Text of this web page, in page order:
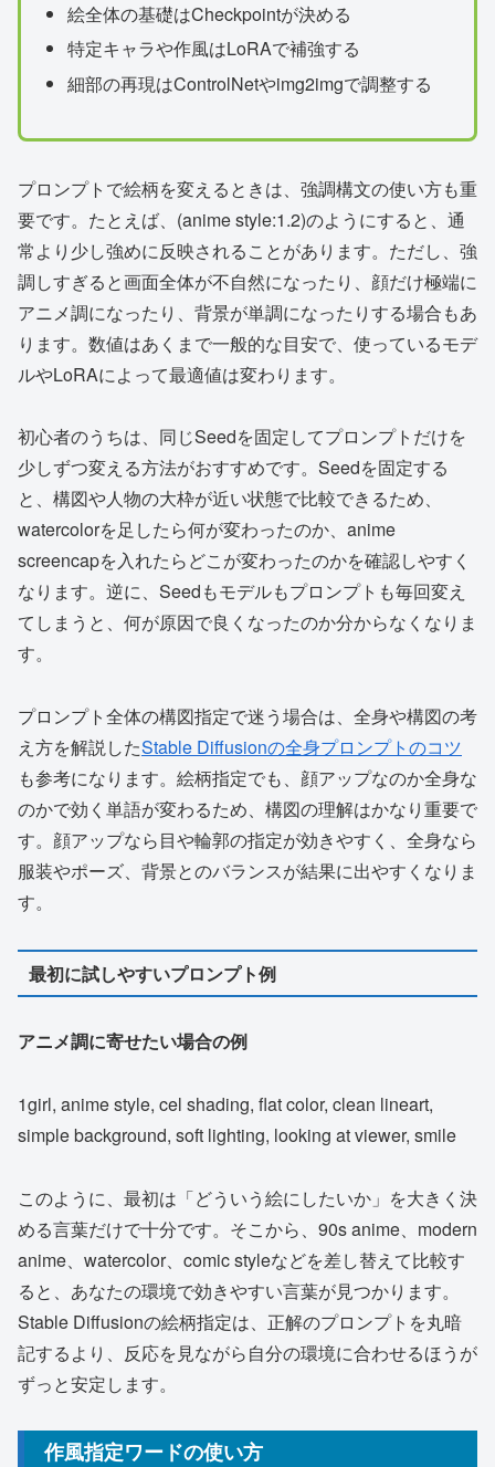
絵全体の基礎はCheckpointが決める
特定キャラや作風はLoRAで補強する
細部の再現はControlNetやimg2imgで調整する
プロンプトで絵柄を変えるときは、強調構文の使い方も重
要です。たとえば、(anime style:1.2)のようにすると、通
常より少し強めに反映されることがあります。ただし、強
調しすぎると画面全体が不自然になったり、顔だけ極端に
アニメ調になったり、背景が単調になったりする場合もあ
ります。数値はあくまで一般的な目安で、使っているモデ
ルやLoRAによって最適値は変わります。
初心者のうちは、同じSeedを固定してプロンプトだけを
少しずつ変える方法がおすすめです。Seedを固定する
と、構図や人物の大枠が近い状態で比較できるため、
watercolorを足したら何が変わったのか、anime
screencapを入れたらどこが変わったのかを確認しやすく
なります。逆に、Seedもモデルもプロンプトも毎回変え
てしまうと、何が原因で良くなったのか分からなくなりま
す。
プロンプト全体の構図指定で迷う場合は、全身や構図の考
え方を解説したStable Diffusionの全身プロンプトのコツ
も参考になります。絵柄指定でも、顔アップなのか全身な
のかで効く単語が変わるため、構図の理解はかなり重要で
す。顔アップなら目や輪郭の指定が効きやすく、全身なら
服装やポーズ、背景とのバランスが結果に出やすくなりま
す。
最初に試しやすいプロンプト例
アニメ調に寄せたい場合の例
1girl, anime style, cel shading, flat color, clean lineart,
simple background, soft lighting, looking at viewer, smile
このように、最初は「どういう絵にしたいか」を大きく決
める言葉だけで十分です。そこから、90s anime、modern
anime、watercolor、comic styleなどを差し替えて比較す
ると、あなたの環境で効きやすい言葉が見つかります。
Stable Diffusionの絵柄指定は、正解のプロンプトを丸暗
記するより、反応を見ながら自分の環境に合わせるほうが
ずっと安定します。
作風指定ワードの使い方